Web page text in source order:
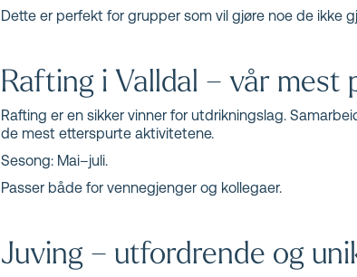
Dette er perfekt for grupper som vil gjøre noe de ikke
Rafting i Valldal – vår
Rafting er en sikker vinner for utdrikningslag.
de mest etterspurte aktivitetene.
Sesong: Mai–juli.
Passer både for vennegjenger og kollegaer.
Juving – utfordrende og